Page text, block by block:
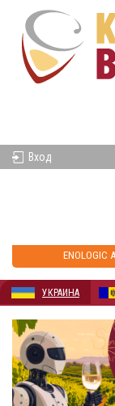
Вход
ENOLOGIC
УКРАИНА